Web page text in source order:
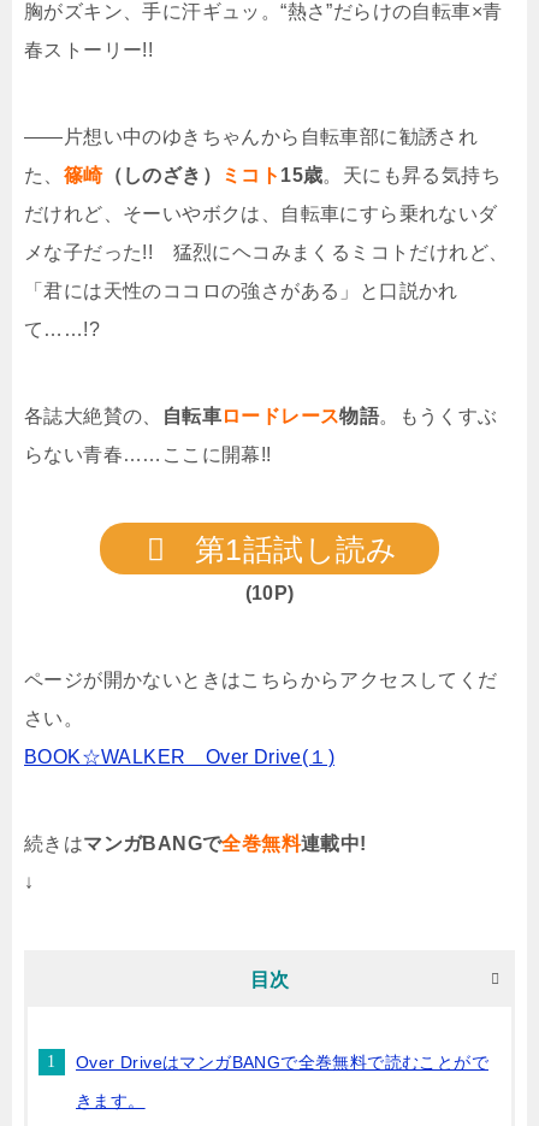
胸がズキン、手に汗ギュッ。“熱さ”だらけの自転車×青
春ストーリー!!
――片想い中のゆきちゃんから自転車部に勧誘され
た、 篠崎（しのざき） ミコト 15歳。天にも昇る気持ち
だけれど、そーいやボクは、自転車にすら乗れないダ
メな子だった!! 猛烈にヘコみまくるミコトだけれど、
「君には天性のココロの強さがある」と口説かれ
て……!?
各誌大絶賛の、 自転車ロードレース物語。もうくすぶ
らない青春……ここに開幕!!
第1話試し読み
(10P)
ページが開かないときはこちらからアクセスしてくだ
さい。
BOOK☆WALKER Over Drive(１)
続きはマンガBANGで全巻無料連載中!
↓
目次
Over DriveはマンガBANGで全巻無料で読むことがで
きます。